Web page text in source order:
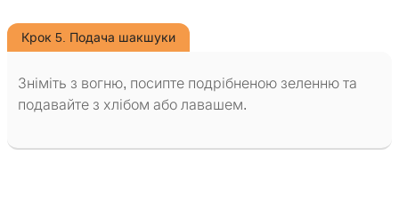
Крок 5. Подача шакшуки
Зніміть з вогню, посипте подрібненою зеленню та
подавайте з хлібом або лавашем.